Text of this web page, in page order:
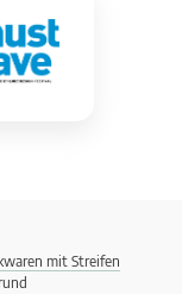
mit Streifen